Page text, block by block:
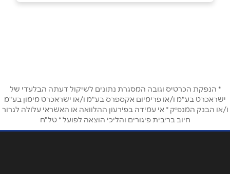
אימייל *
נושא*
* הנפקת הכרטיס וגובה המסגרת נתונים לשיקול דעתה הבלעדי של
ישראכרט בע"מ ו/או פרימיום אקספרס בע"מ ו/או ישראכרט מימון בע"מ
ו/או הבנק המנפיק * אי עמידה בפירעון ההלוואה או האשראי עלולה לגרור
חיוב בריבית פיגורים והליכי הוצאה לפועל * טל"ח